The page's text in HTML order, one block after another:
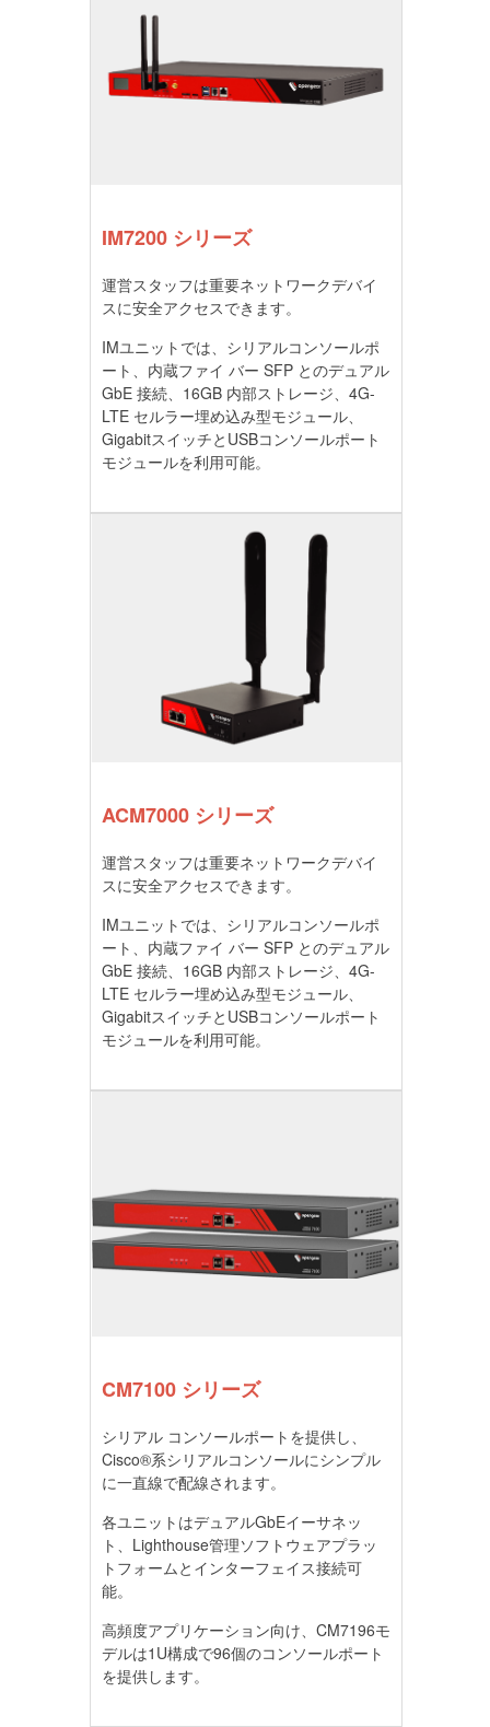
IM7200 シリーズ
運営スタッフは重要ネットワークデバイ
スに安全アクセスできます。
IMユニットでは、シリアルコンソールポ
ート、内蔵ファイ バー SFP とのデュアル
GbE 接続、16GB 内部ストレージ、4G-
LTE セルラー埋め込み型モジュール、
GigabitスイッチとUSBコンソールポート
モジュールを利用可能。
ACM7000 シリーズ
運営スタッフは重要ネットワークデバイ
スに安全アクセスできます。
IMユニットでは、シリアルコンソールポ
ート、内蔵ファイ バー SFP とのデュアル
GbE 接続、16GB 内部ストレージ、4G-
LTE セルラー埋め込み型モジュール、
GigabitスイッチとUSBコンソールポート
モジュールを利用可能。
CM7100 シリーズ
シリアル コンソールポートを提供し、
Cisco®系シリアルコンソールにシンプル
に一直線で配線されます。
各ユニットはデュアルGbEイーサネッ
ト、Lighthouse管理ソフトウェアプラッ
トフォームとインターフェイス接続可
能。
高頻度アプリケーション向け、CM7196モ
デルは1U構成で96個のコンソールポート
を提供します。